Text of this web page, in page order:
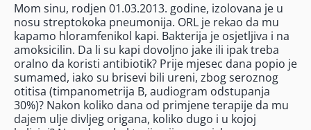
Mom sinu, rodjen 01.03.2013. godine, izolovana je u
nosu streptokoka pneumonija. ORL je rekao da mu
kapamo hloramfenikol kapi. Bakterija je osjetljiva i na
amoksicilin. Da li su kapi dovoljno jake ili ipak treba
oralno da koristi antibiotik? Prije mjesec dana popio je
sumamed, iako su brisevi bili ureni, zbog seroznog
otitisa (timpanometrija B, audiogram odstupanja
30%)? Nakon koliko dana od primjene terapije da mu
dajem ulje divljeg origana, koliko dugo i u kojoj